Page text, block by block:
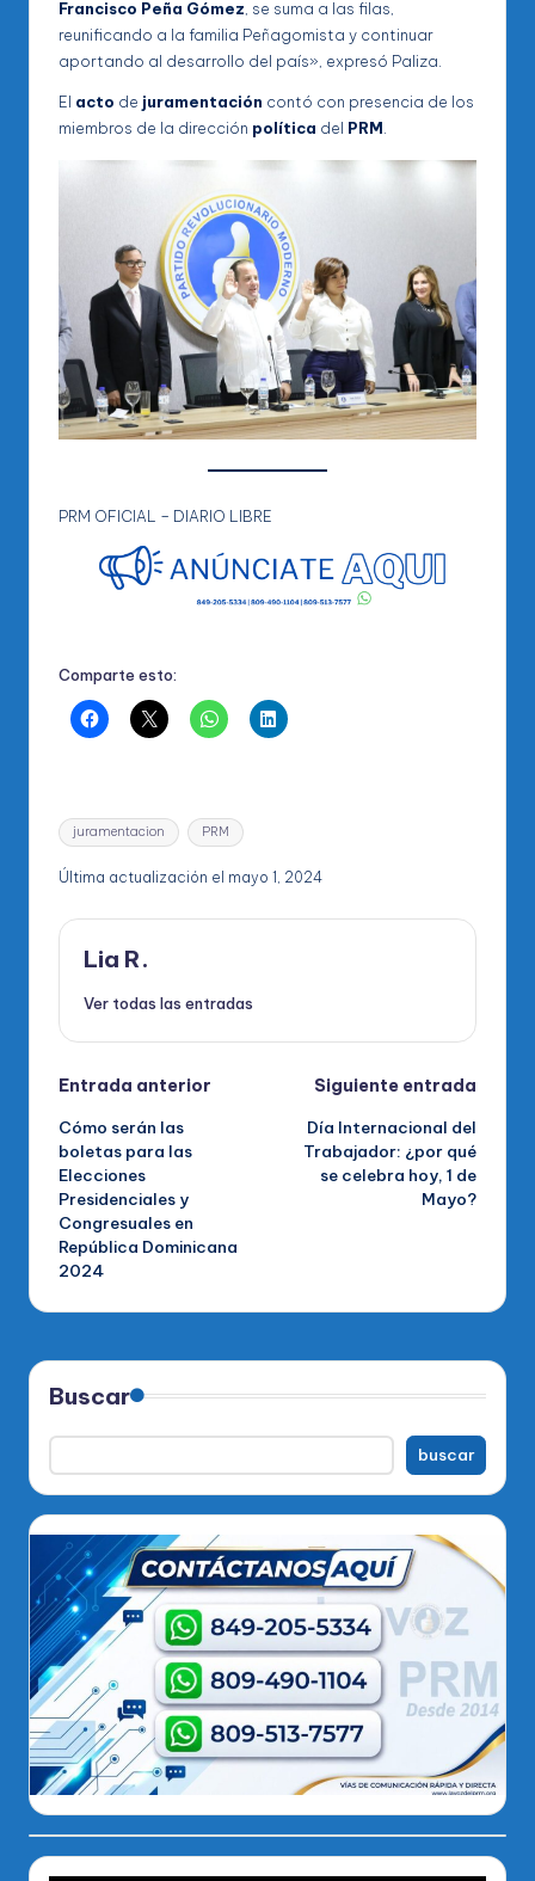
Francisco Peña Gómez, se suma a las filas,
reunificando a la familia Peñagomista y continuar
aportando al desarrollo del país», expresó Paliza.
El acto de juramentación contó con presencia de los
miembros de la dirección política del PRM.
PRM OFICIAL – DIARIO LIBRE
Comparte esto:
Etiquetas:
juramentacion PRM
Última actualización el mayo 1, 2024
Lia R.
Ver todas las entradas
Navegación
de
entradas
Entrada anterior
Cómo serán las
boletas para las
Elecciones
Presidenciales y
Congresuales en
República Dominicana
2024
Siguiente entrada
Día Internacional del
Trabajador: ¿por qué
se celebra hoy, 1 de
Mayo?
Buscar
buscar